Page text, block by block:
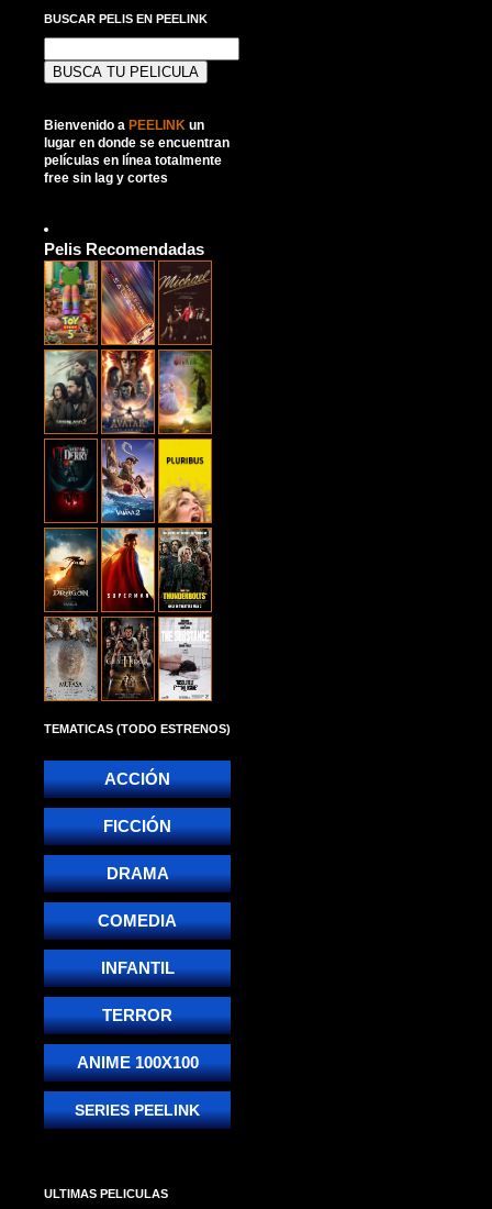
BUSCAR PELIS EN PEELINK
Bienvenido a PEELINK un
lugar en donde se encuentran
películas en línea totalmente
free sin lag y cortes
Pelis Recomendadas
TEMATICAS (TODO ESTRENOS)
ACCIÓN
FICCIÓN
DRAMA
COMEDIA
INFANTIL
TERROR
ANIME 100X100
SERIES PEELINK
ULTIMAS PELICULAS